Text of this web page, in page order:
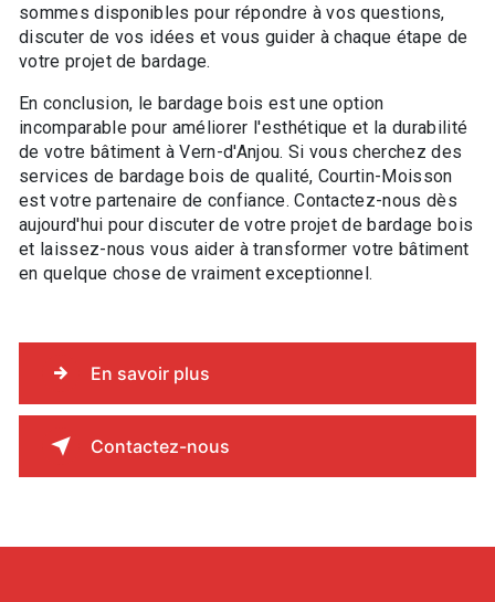
sommes disponibles pour répondre à vos questions,
discuter de vos idées et vous guider à chaque étape de
votre projet de bardage.
En conclusion, le bardage bois est une option
incomparable pour améliorer l'esthétique et la durabilité
de votre bâtiment à Vern-d'Anjou. Si vous cherchez des
services de bardage bois de qualité, Courtin-Moisson
est votre partenaire de confiance. Contactez-nous dès
aujourd'hui pour discuter de votre projet de bardage bois
et laissez-nous vous aider à transformer votre bâtiment
en quelque chose de vraiment exceptionnel.
En savoir plus
Contactez-nous